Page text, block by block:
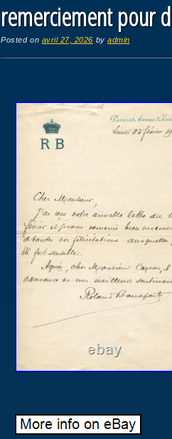
remerciement pour
Posted on avril 27, 2026 byadmin